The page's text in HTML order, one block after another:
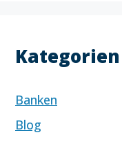
Kategorien
Banken
Blog